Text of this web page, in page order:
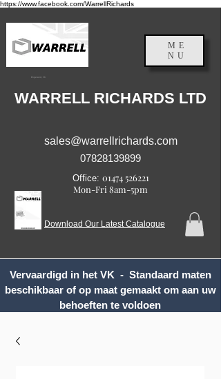
https://www.facebook.com/WarrellRichards
Engeland, VK
ME
NU
WARRELL RICHARDS LTD
sales@warrellrichards.com
07828139899
Office: 01474 526221
Mon-Fri 8am-5pm
Download Our Latest Catalogue
Vervaardigd in het VK - Standaard maten
beschikbaar of op maat gemaakt om aan uw
behoeften te voldoen